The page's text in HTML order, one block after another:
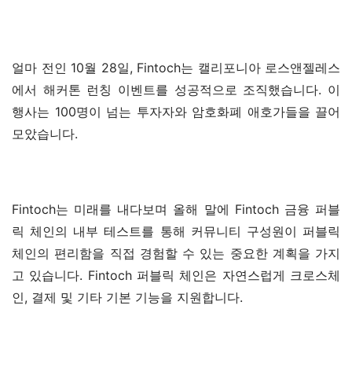
얼마 전인 10월 28일, Fintoch는 캘리포니아 로스앤젤레스
에서 해커톤 런칭 이벤트를 성공적으로 조직했습니다. 이
행사는 100명이 넘는 투자자와 암호화폐 애호가들을 끌어
모았습니다.
Fintoch는 미래를 내다보며 올해 말에 Fintoch 금융 퍼블
릭 체인의 내부 테스트를 통해 커뮤니티 구성원이 퍼블릭
체인의 편리함을 직접 경험할 수 있는 중요한 계획을 가지
고 있습니다. Fintoch 퍼블릭 체인은 자연스럽게 크로스체
인, 결제 및 기타 기본 기능을 지원합니다.